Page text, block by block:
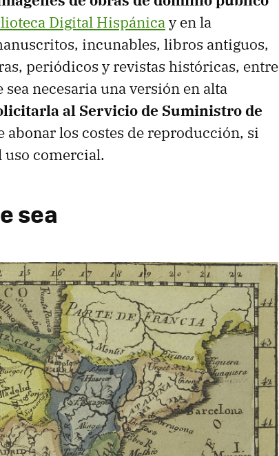
Digital Hispánicay en la
incunables, libros antiguos,
periódicos y revistas históricas, entre
necesaria una versión en alta
al Servicio de Suministro de
abonar los costes de reproducción, si
uso comercial.
sea